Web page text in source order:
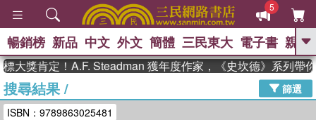
5
GO
高希均教授回憶錄
、 The Odyssey 、 父親節 、 如果歷
暢銷榜 新品 中文 外文 簡體 三民東大 電子書 親子
大獎肯定！A.F. Steadman 獲年度作家，《史坎德》系列帶
搜尋結果/
篩選
ISBN：9789863025481